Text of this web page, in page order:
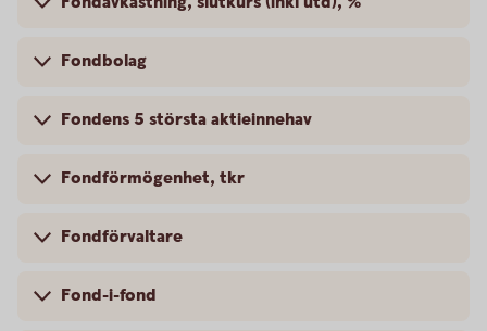
Fondbolag
Fondens 5 största aktieinnehav
Fondförmögenhet, tkr
Fondförvaltare
Fond-i-fond